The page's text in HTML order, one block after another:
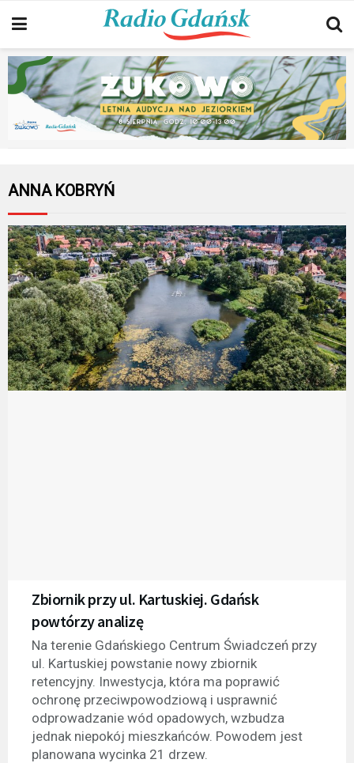
ANNA KOBRYŃ
Zbiornik przy ul. Kartuskiej. Gdańsk
powtórzy analizę
Na terenie Gdańskiego Centrum Świadczeń przy
ul. Kartuskiej powstanie nowy zbiornik
retencyjny. Inwestycja, która ma poprawić
ochronę przeciwpowodziową i usprawnić
odprowadzanie wód opadowych, wzbudza
jednak niepokój mieszkańców. Powodem jest
planowana wycinka 21 drzew.